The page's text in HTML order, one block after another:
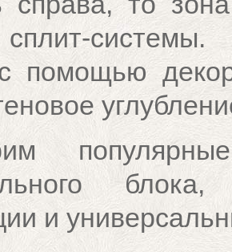
сплит-
помощью
и